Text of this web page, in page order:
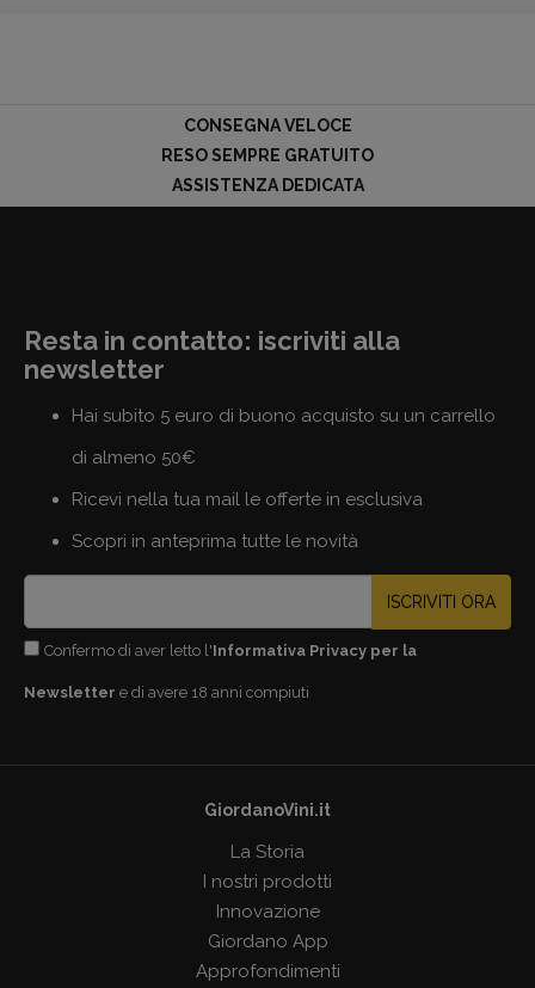
CONSEGNA VELOCE
RESO SEMPRE GRATUITO
ASSISTENZA DEDICATA
Resta in contatto: iscriviti alla
newsletter
Hai subito 5 euro di buono acquisto su un carrello
di almeno 50€
Ricevi nella tua mail le offerte in esclusiva
Scopri in anteprima tutte le novità
ISCRIVITI ORA
Confermo di aver letto l'Informativa Privacy per la
Newsletter e di avere 18 anni compiuti
GiordanoVini.it
La Storia
I nostri prodotti
Innovazione
Giordano App
Approfondimenti